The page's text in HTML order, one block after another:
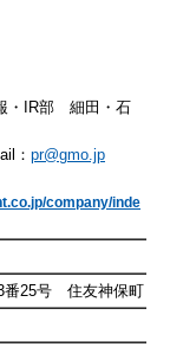
・IR部 細田・石
： pr@gmo.jp
company/inde
番25号 住友神保町ビ